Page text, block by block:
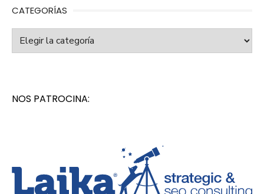
CATEGORÍAS
Categorías
NOS PATROCINA: